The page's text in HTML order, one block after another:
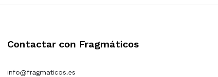
Contactar con Fragmáticos
info@fragmaticos.es